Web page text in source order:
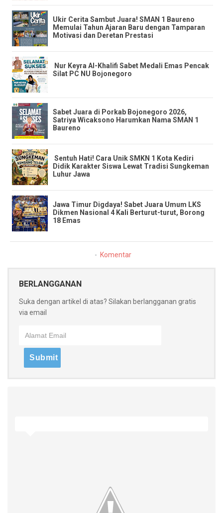
​Ukir Cerita Sambut Juara! SMAN 1 Baureno
Memulai Tahun Ajaran Baru dengan Tamparan
Motivasi dan Deretan Prestasi
​ ​Nur Keyra Al-Khalifi Sabet Medali Emas Pencak
Silat PC NU Bojonegoro
​Sabet Juara di Porkab Bojonegoro 2026,
Satriya Wicaksono Harumkan Nama SMAN 1
Baureno
​ ​Sentuh Hati! Cara Unik SMKN 1 Kota Kediri
Didik Karakter Siswa Lewat Tradisi Sungkeman
Luhur Jawa
​Jawa Timur Digdaya! Sabet Juara Umum LKS
Dikmen Nasional 4 Kali Berturut-turut, Borong
18 Emas
Komentar
BERLANGGANAN
Suka dengan artikel di atas? Silakan berlangganan gratis
via email